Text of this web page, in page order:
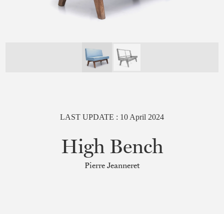
LAST UPDATE : 10 April 2024
High Bench
Pierre Jeanneret